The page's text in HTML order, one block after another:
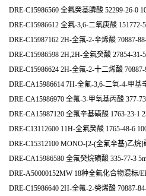
DRE-C15986560 全氟癸基膦酸 52299-26-0
DRE-C15986612 全氟-3,6-二氧庚酸 151772-
DRE-C15987162 2H-全氟-2-辛烯酸 70887-
DRE-C15986598 2H,2H-全氟癸酸 27854-31-
DRE-C15986624 2H-全氟-2-十二烯酸 70887-
DRE-CA15986614 7H-全氟-3,6-二氧-4-甲基
DRE-CA15986970 全氟-3-甲氧基丙酸 377-
DRE-CA15987120 全氟辛基磺酸 1763-23-1
DRE-C13112600 11H-全氟癸酸 1765-48-6
DRE-C15312100 MONO-[2-(全氟辛基)乙烷]
DRE-CA15986580 全氟癸烷磺酸 335-77-3
DRE-A50000152MW 18种全氟化合物混标/
DRE-C15986640 2H-全氟-2-癸烯酸 70887-